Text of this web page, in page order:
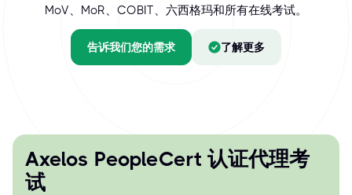
MoV、MoR、COBIT、六西格玛和所有在线考试。
告诉我们您的需求 了解更多
Axelos PeopleCert 认证代理考
试